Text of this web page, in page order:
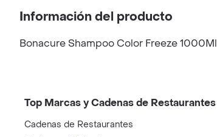
Información del producto
Bonacure Shampoo Color Freeze 1000Ml
Top Marcas y Cadenas de Restaurantes
Cadenas de Restaurantes